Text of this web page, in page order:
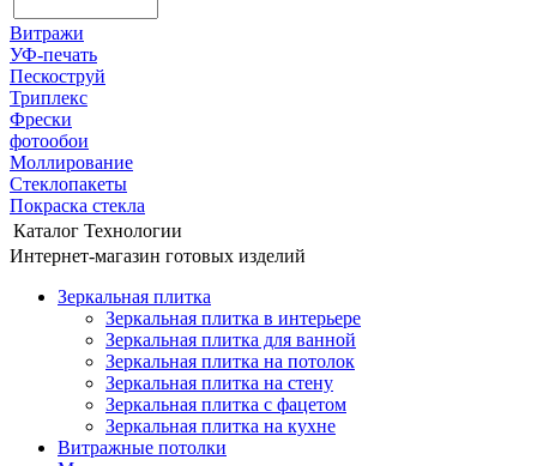
Витражи
УФ-печать
Пескоструй
Триплекс
Фрески
фотообои
Моллирование
Стеклопакеты
Покраска стекла
Каталог Технологии
Интернет-магазин готовых изделий
Зеркальная плитка
Зеркальная плитка в интерьере
Зеркальная плитка для ванной
Зеркальная плитка на потолок
Зеркальная плитка на стену
Зеркальная плитка с фацетом
Зеркальная плитка на кухне
Витражные потолки